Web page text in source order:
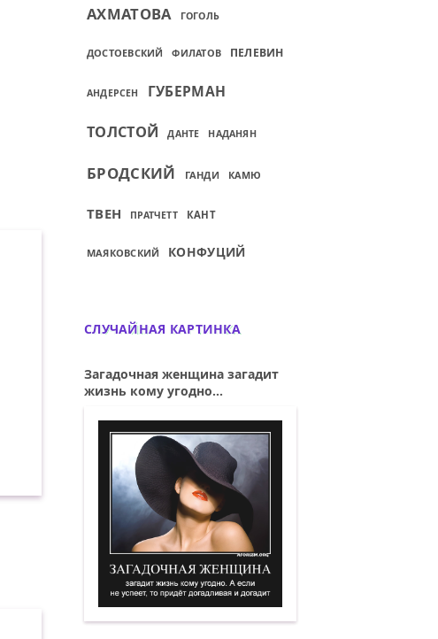
АХМАТОВА ГОГОЛЬ
ДОСТОЕВСКИЙ ФИЛАТОВ ПЕЛЕВИН
АНДЕРСЕН ГУБЕРМАН
ТОЛСТОЙ ДАНТЕ НАДАНЯН
БРОДСКИЙ ГАНДИ КАМЮ
ТВЕН ПРАТЧЕТТ КАНТ
МАЯКОВСКИЙ КОНФУЦИЙ
СЛУЧАЙНАЯ КАРТИНКА
Загадочная женщина загадит
жизнь кому угодно...
Загадочная женщина загадит жизнь